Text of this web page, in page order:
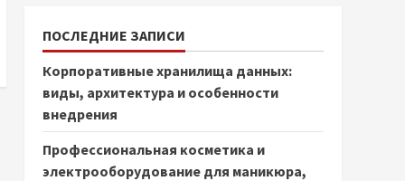
ПОСЛЕДНИЕ ЗАПИСИ
Корпоративные хранилища данных:
виды, архитектура и особенности
внедрения
Профессиональная косметика и
электрооборудование для маникюра,